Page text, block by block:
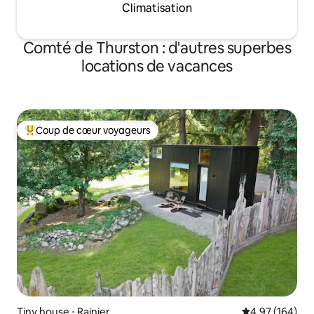
Climatisation
Comté de Thurston : d'autres superbes
locations de vacances
Coups de cœur voyageurs les plus appréciés
Coup de cœur voyageurs